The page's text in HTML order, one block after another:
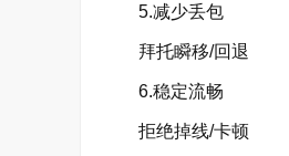
5.减少丢包
拜托瞬移/回退
6.稳定流畅
拒绝掉线/卡顿